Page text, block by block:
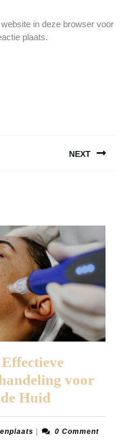
in deze browser voor
plaats.
NEXT
voor
HuidAlles
over
de
emotion-
| 0 Comment